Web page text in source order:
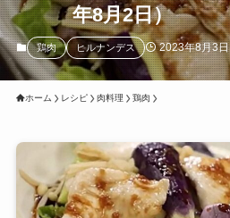
年8月2日）
鶏肉 ヒルナンデス 2023年8月3日
ホーム レシピ 肉料理 鶏肉